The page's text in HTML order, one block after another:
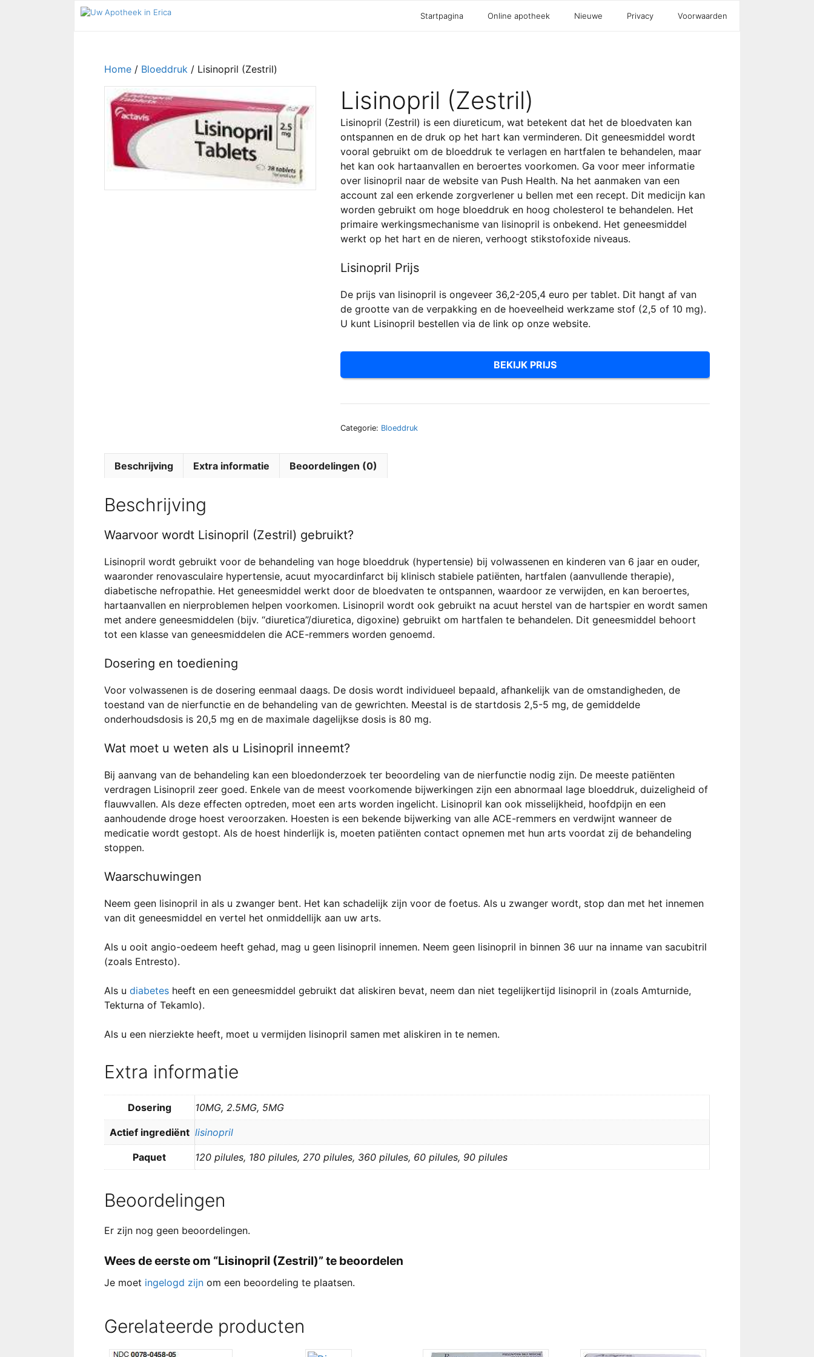
Startpagina Online apotheek Nieuwe Privacy Voorwaarden
Home / Bloeddruk / Lisinopril (Zestril)
Lisinopril (Zestril)
Lisinopril (Zestril) is een diureticum, wat betekent dat het de bloedvaten kan
ontspannen en de druk op het hart kan verminderen. Dit geneesmiddel wordt
vooral gebruikt om de bloeddruk te verlagen en hartfalen te behandelen, maar
het kan ook hartaanvallen en beroertes voorkomen. Ga voor meer informatie
over lisinopril naar de website van Push Health. Na het aanmaken van een
account zal een erkende zorgverlener u bellen met een recept. Dit medicijn kan
worden gebruikt om hoge bloeddruk en hoog cholesterol te behandelen. Het
primaire werkingsmechanisme van lisinopril is onbekend. Het geneesmiddel
werkt op het hart en de nieren, verhoogt stikstofoxide niveaus.
Lisinopril Prijs
De prijs van lisinopril is ongeveer 36,2-205,4 euro per tablet. Dit hangt af van
de grootte van de verpakking en de hoeveelheid werkzame stof (2,5 of 10 mg).
U kunt Lisinopril bestellen via de link op onze website.
BEKIJK PRIJS
Categorie: Bloeddruk
Beschrijving Extra informatie Beoordelingen (0)
Beschrijving
Waarvoor wordt Lisinopril (Zestril) gebruikt?
Lisinopril wordt gebruikt voor de behandeling van hoge bloeddruk (hypertensie) bij volwassenen en kinderen van 6 jaar en ouder,
waaronder renovasculaire hypertensie, acuut myocardinfarct bij klinisch stabiele patiënten, hartfalen (aanvullende therapie),
diabetische nefropathie. Het geneesmiddel werkt door de bloedvaten te ontspannen, waardoor ze verwijden, en kan beroertes,
hartaanvallen en nierproblemen helpen voorkomen. Lisinopril wordt ook gebruikt na acuut herstel van de hartspier en wordt samen
met andere geneesmiddelen (bijv. “diuretica”/diuretica, digoxine) gebruikt om hartfalen te behandelen. Dit geneesmiddel behoort
tot een klasse van geneesmiddelen die ACE-remmers worden genoemd.
Dosering en toediening
Voor volwassenen is de dosering eenmaal daags. De dosis wordt individueel bepaald, afhankelijk van de omstandigheden, de
toestand van de nierfunctie en de behandeling van de gewrichten. Meestal is de startdosis 2,5-5 mg, de gemiddelde
onderhoudsdosis is 20,5 mg en de maximale dagelijkse dosis is 80 mg.
Wat moet u weten als u Lisinopril inneemt?
Bij aanvang van de behandeling kan een bloedonderzoek ter beoordeling van de nierfunctie nodig zijn. De meeste patiënten
verdragen Lisinopril zeer goed. Enkele van de meest voorkomende bijwerkingen zijn een abnormaal lage bloeddruk, duizeligheid of
flauwvallen. Als deze effecten optreden, moet een arts worden ingelicht. Lisinopril kan ook misselijkheid, hoofdpijn en een
aanhoudende droge hoest veroorzaken. Hoesten is een bekende bijwerking van alle ACE-remmers en verdwijnt wanneer de
medicatie wordt gestopt. Als de hoest hinderlijk is, moeten patiënten contact opnemen met hun arts voordat zij de behandeling
stoppen.
Waarschuwingen
Neem geen lisinopril in als u zwanger bent. Het kan schadelijk zijn voor de foetus. Als u zwanger wordt, stop dan met het innemen
van dit geneesmiddel en vertel het onmiddellijk aan uw arts.
Als u ooit angio-oedeem heeft gehad, mag u geen lisinopril innemen. Neem geen lisinopril in binnen 36 uur na inname van sacubitril
(zoals Entresto).
Als u diabetes heeft en een geneesmiddel gebruikt dat aliskiren bevat, neem dan niet tegelijkertijd lisinopril in (zoals Amturnide,
Tekturna of Tekamlo).
Als u een nierziekte heeft, moet u vermijden lisinopril samen met aliskiren in te nemen.
Extra informatie
Dosering 10MG, 2.5MG, 5MG
Actief ingrediënt lisinopril
Paquet 120 pilules, 180 pilules, 270 pilules, 360 pilules, 60 pilules, 90 pilules
Beoordelingen
Er zijn nog geen beoordelingen.
Wees de eerste om “Lisinopril (Zestril)” te beoordelen
Je moet ingelogd zijn om een beoordeling te plaatsen.
Gerelateerde producten